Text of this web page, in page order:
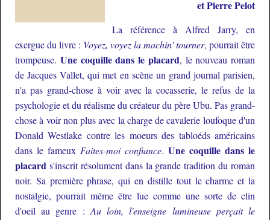
et Pierre Pelot
La référence à Alfred Jarry, en
exergue du livre : Voyez, voyez la machin' tourner, pourrait être
trompeuse. Une coquille dans le placard, le nouveau roman
de Jacques Vallet, qui met en scène un grand journal parisien,
n'a pas grand-chose à voir avec la cocasserie, le refus de la
psychologie et du réalisme du créateur du père Ubu. Pas grand-
chose à voir non plus avec la charge de cavalerie loufoque d'un
Donald Westlake contre les moeurs des tabloéds américains
dans le fameux Faites-moi confiance. Une coquille dans le
placard s'inscrit résolument dans la grande tradition du roman
noir. Sa première phrase, qui en distille tout le charme et la
nostalgie, pourrait même être lue comme une sorte de clin
d'oeil au genre : Au loin, l'enseigne lumineuse perçait le